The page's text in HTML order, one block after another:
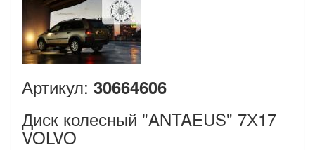
Артикул: 30664606
Диск колесный "ANTAEUS" 7Х17
VOLVO